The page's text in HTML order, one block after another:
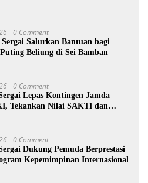
0 Comment
Sergai Salurkan Bantuan bagi
Beliung di Sei Bamban
0 Comment
Lepas Kontingen Jamda
Tekankan Nilai SAKTI dan
0 Comment
Dukung Pemuda Berprestasi
Kepemimpinan Internasional